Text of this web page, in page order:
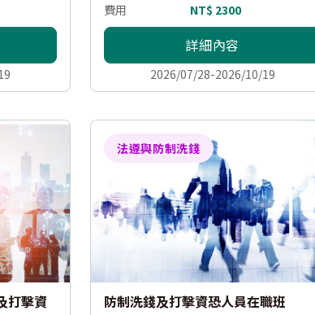
費用
NT$ 2300
詳細內容
2026/07/28-2026/10/19
打擊資
法遵與防制洗錢
防制洗錢及打擊資恐人員在職班